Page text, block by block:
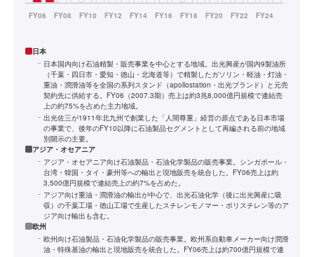
日本
日本国内向け石油精製・販売事業を中心とする地域。出光興産が国内9製油所
（千葉・四日市・愛知・徳山・北海道等）で精製したガソリン・軽油・灯油・
重油・潤滑油等を全国の系列スタンド（apollostation・出光ブランド）と元売
契約先に供給する。FY06（2007.3期）売上は約3兆8,000億円規模で連結売
上の約75%を占めた主力地域。
出光佐三が1911年北九州で創業した「人間尊重」経営の原点である日本市場
の事業で、後年のFY10以降に石油製品セグメントとして再編される前の地域
別開示の主要。
アジア・オセアニア
アジア・オセアニア向け石油製品・石油化学製品の販売事業。シンガポール・
台湾・韓国・タイ・豪州等への輸出と現地販売を統合した。FY06売上は約
3,500億円規模で連結売上の約7%を占めた。
アジア向け重油・潤滑油の輸出が中心で、出光石油化学（後に出光興産に吸
収）の千葉工場・徳山工場で生産したスチレンモノマー・ポリスチレン等のア
ジア向け輸出も含む。
欧州
欧州向け石油製品・石油化学製品の販売事業。欧州系自動車メーカー向け潤滑
油・特殊基油の輸出と現地販売を統合した。FY06売上は約700億円規模で連